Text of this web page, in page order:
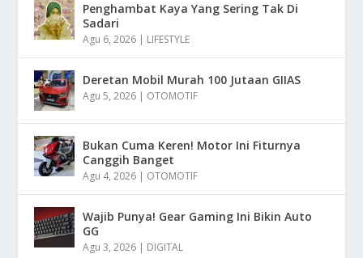
Penghambat Kaya Yang Sering Tak Di
Sadari
Agu 6, 2026 | LIFESTYLE
Deretan Mobil Murah 100 Jutaan GIIAS
Agu 5, 2026 | OTOMOTIF
Bukan Cuma Keren! Motor Ini Fiturnya
Canggih Banget
Agu 4, 2026 | OTOMOTIF
Wajib Punya! Gear Gaming Ini Bikin Auto
GG
Agu 3, 2026 | DIGITAL